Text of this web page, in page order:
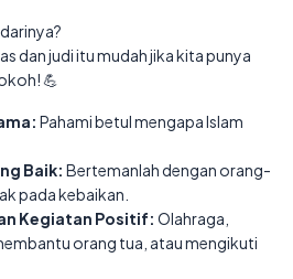
dan judi itu mudah jika kita punya
💪
Pahami betul mengapa Islam
Baik: Bertemanlah dengan orang-
pada kebaikan.
Kegiatan Positif: Olahraga,
orang tua, atau mengikuti